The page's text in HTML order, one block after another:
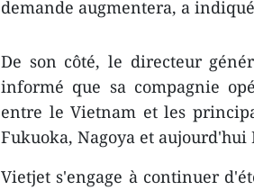
demande augmentera, a
De son côté, le directeur
informé que sa compagnie
entre le Vietnam et les
Fukuoka, Nagoya et aujourd'hui
Vietjet s'engage à continuer